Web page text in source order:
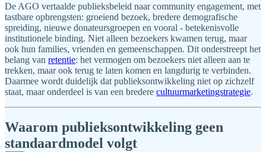
De AGO vertaalde publieksbeleid naar community engagement, met
tastbare opbrengsten: groeiend bezoek, bredere demografische
spreiding, nieuwe donateursgroepen en vooral - betekenisvolle
institutionele binding. Niet alleen bezoekers kwamen terug, maar
ook hun families, vrienden en gemeenschappen. Dit onderstreept het
belang van retentie: het vermogen om bezoekers niet alleen aan te
trekken, maar ook terug te laten komen en langdurig te verbinden.
Daarmee wordt duidelijk dat publieksontwikkeling niet op zichzelf
staat, maar onderdeel is van een bredere cultuurmarketingstrategie.
Waarom publieksontwikkeling geen
standaardmodel volgt